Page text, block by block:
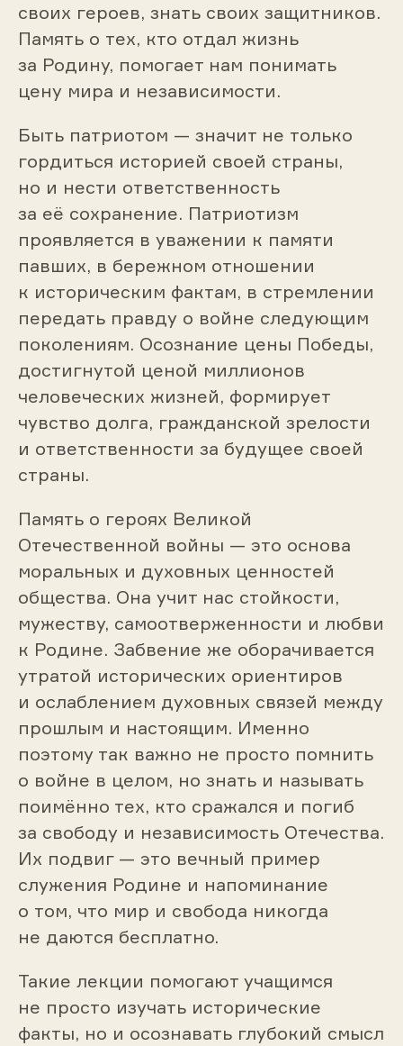
своих героев, знать своих защитников.
Память о тех, кто отдал жизнь
за Родину, помогает нам понимать
цену мира и независимости.
Быть патриотом — значит не только
гордиться историей своей страны,
но и нести ответственность
за её сохранение. Патриотизм
проявляется в уважении к памяти
павших, в бережном отношении
к историческим фактам, в стремлении
передать правду о войне следующим
поколениям. Осознание цены Победы,
достигнутой ценой миллионов
человеческих жизней, формирует
чувство долга, гражданской зрелости
и ответственности за будущее своей
страны.
Память о героях Великой
Отечественной войны — это основа
моральных и духовных ценностей
общества. Она учит нас стойкости,
мужеству, самоотверженности и любви
к Родине. Забвение же оборачивается
утратой исторических ориентиров
и ослаблением духовных связей между
прошлым и настоящим. Именно
поэтому так важно не просто помнить
о войне в целом, но знать и называть
поимённо тех, кто сражался и погиб
за свободу и независимость Отечества.
Их подвиг — это вечный пример
служения Родине и напоминание
о том, что мир и свобода никогда
не даются бесплатно.
Такие лекции помогают учащимся
не просто изучать исторические
факты, но и осознавать глубокий смысл